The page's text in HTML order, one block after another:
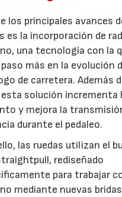
los principales avances
es la incorporación de
una tecnología con la
más en la evolución
de carretera. Además
esta solución incrementa
y mejora la
durante el pedaleo.
las ruedas utilizan el
rediseñado
para trabajar
mediante nuevas